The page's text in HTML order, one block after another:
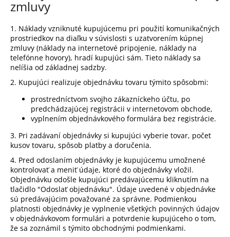
zmluvy
1. Náklady vzniknuté kupujúcemu pri použití komunikačných
prostriedkov na diaľku v súvislosti s uzatvorením kúpnej
zmluvy (náklady na internetové pripojenie, náklady na
telefónne hovory), hradí kupujúci sám. Tieto náklady sa
nelíšia od základnej sadzby.
2. Kupujúci realizuje objednávku tovaru týmito spôsobmi:
prostredníctvom svojho zákazníckeho účtu, po
predchádzajúcej registrácii v internetovom obchode,
vyplnením objednávkového formulára bez registrácie.
3. Pri zadávaní objednávky si kupujúci vyberie tovar, počet
kusov tovaru, spôsob platby a doručenia.
4. Pred odoslaním objednávky je kupujúcemu umožnené
kontrolovať a meniť údaje, ktoré do objednávky vložil.
Objednávku odošle kupujúci predávajúcemu kliknutím na
tlačidlo "Odoslať objednávku". Údaje uvedené v objednávke
sú predávajúcim považované za správne. Podmienkou
platnosti objednávky je vyplnenie všetkých povinných údajov
v objednávkovom formulári a potvrdenie kupujúceho o tom,
že sa zoznámil s týmito obchodnými podmienkami.